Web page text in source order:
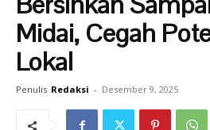
Midai, Cegah
Lokal
Penulis Redaksi - Desember 9, 2025